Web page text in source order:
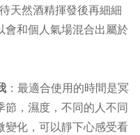
天然酒精揮發後再細細
和個人氣場混合出屬於
：最適合使用的時間是冥
節，濕度，不同的人不同
變化，可以靜下心感受看